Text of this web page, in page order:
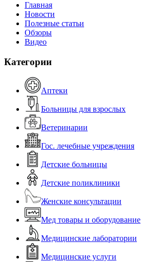
Главная
Новости
Полезные статьи
Обзоры
Видео
Категории
Аптеки
Больницы для взрослых
Ветеринарии
Гос. лечебные учреждения
Детские больницы
Детские поликлиники
Женские консультации
Мед товары и оборудование
Медицинские лаборатории
Медицинские услуги